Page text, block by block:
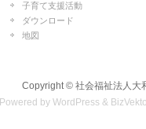
子育て支援活動
ダウンロード
地図
Copyright © 社会福祉法人大
Powered by WordPress &